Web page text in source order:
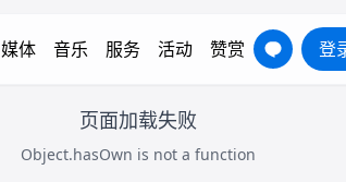
媒体 音乐 服务 活动 赞赏 登
页面加载失败
Object.hasOwn is not a function